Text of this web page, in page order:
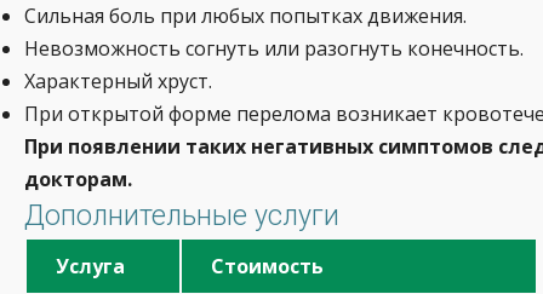
Сильная боль при любых попытках движения.
Невозможность согнуть или разогнуть конечность.
Характерный хруст.
При открытой форме перелома возникает
При появлении таких негативных симптомов
докторам.
Дополнительные услуги
Услуга Стоимость